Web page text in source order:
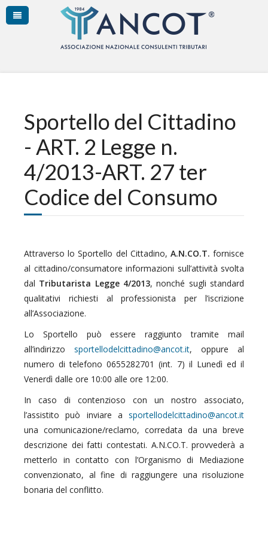
Sportello del Cittadino
- ART. 2 Legge n.
4/2013-ART. 27 ter
Codice del Consumo
Attraverso lo Sportello del Cittadino, A.N.CO.T. fornisce
al cittadino/consumatore informazioni sull’attività svolta
dal Tributarista Legge 4/2013, nonché sugli standard
qualitativi richiesti al professionista per l’iscrizione
all’Associazione.
Lo Sportello può essere raggiunto tramite mail
all’indirizzo
, oppure al
numero di telefono 0655282701 (int. 7) il Lunedì ed il
Venerdì dalle ore 10:00 alle ore 12:00.
In caso di contenzioso con un nostro associato,
l’assistito può inviare a
una comunicazione/reclamo, corredata da una breve
descrizione dei fatti contestati. A.N.CO.T. provvederà a
metterlo in contatto con l’Organismo di Mediazione
convenzionato, al fine di raggiungere una risoluzione
bonaria del conflitto.